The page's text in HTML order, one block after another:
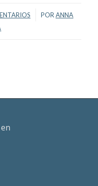
/ POR ANNA